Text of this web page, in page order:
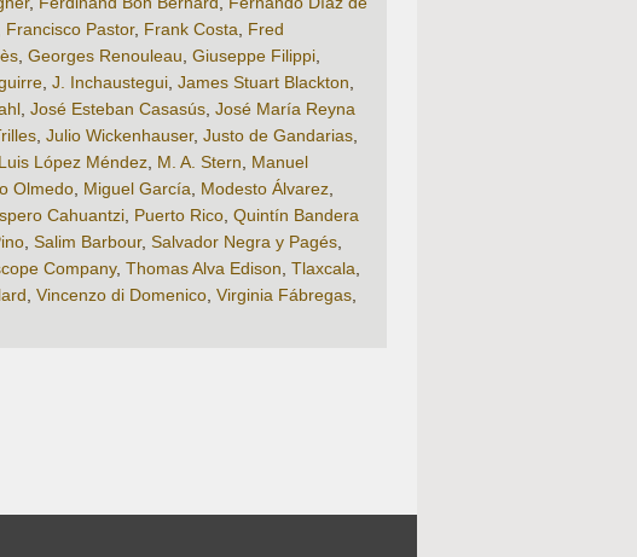
Francisco Pastor, Frank Costa, Fred
, Georges Renouleau, Giuseppe Filippi,
, J. Inchaustegui, James Stuart Blackton,
, José Esteban Casasús, José María Reyna
, Julio Wickenhauser, Justo de Gandarias,
Luis López Méndez, M. A. Stern, Manuel
Olmedo, Miguel García, Modesto Álvarez,
Cahuantzi, Puerto Rico, Quintín Bandera
, Salim Barbour, Salvador Negra y Pagés,
Company, Thomas Alva Edison, Tlaxcala,
, Vincenzo di Domenico, Virginia Fábregas,